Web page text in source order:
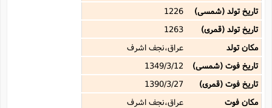
تاریخ تولد (شمسی)
1226
تاریخ تولد (قمری)
1263
مکان تولد
عراق،نجف اشرف
تاریخ فوت (شمسی)
1349/3/12
تاریخ فوت (قمری)
1390/3/27
مکان فوت
عراق،نجف اشرف